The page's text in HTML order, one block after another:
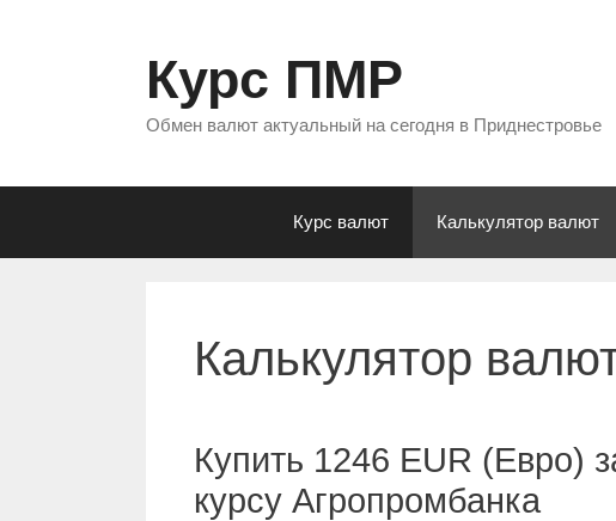
Курс ПМР
Обмен валют актуальный на сегодня в Приднестровье
Курс валют Калькулятор валют
Калькулятор
Купить 1246 EUR (Евро)
курсу Агропромбанка